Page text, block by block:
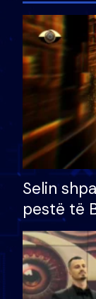
Selin
pestë të
çmimin e